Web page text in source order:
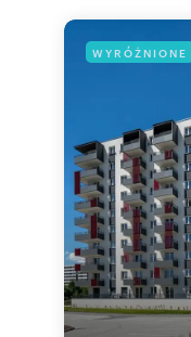
WYRÓŻNIONE